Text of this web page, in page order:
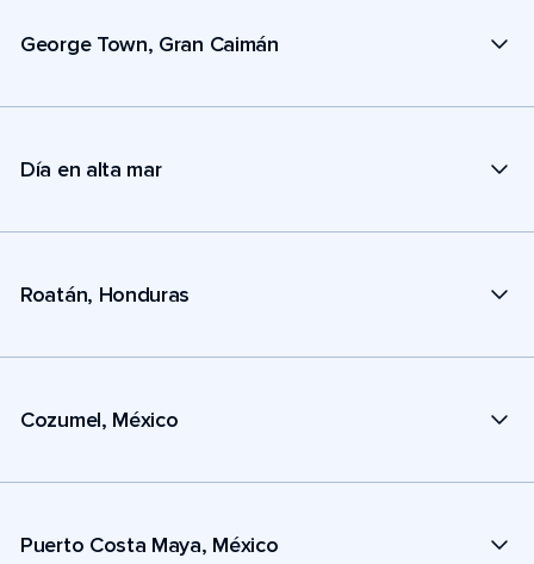
George Town, Gran Caimán
Día en alta mar
Roatán, Honduras
Cozumel, México
Puerto Costa Maya, México